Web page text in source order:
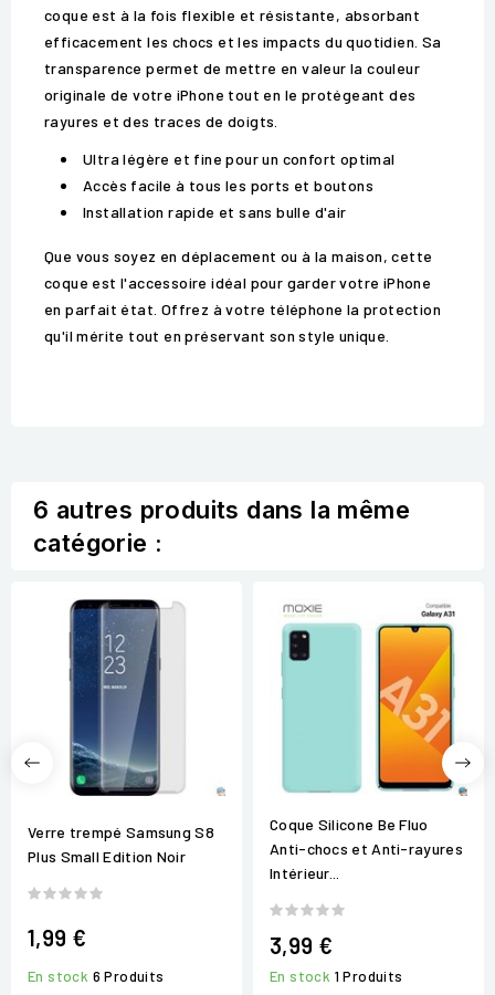
coque est à la fois flexible et résistante, absorbant
efficacement les chocs et les impacts du quotidien. Sa
transparence permet de mettre en valeur la couleur
originale de votre iPhone tout en le protégeant des
rayures et des traces de doigts.
Ultra légère et fine pour un confort optimal
Accès facile à tous les ports et boutons
Installation rapide et sans bulle d'air
Que vous soyez en déplacement ou à la maison, cette
coque est l'accessoire idéal pour garder votre iPhone
en parfait état. Offrez à votre téléphone la protection
qu'il mérite tout en préservant son style unique.
6 autres produits dans la même
catégorie :
Verre trempé Samsung S8
Plus Small Edition Noir
1,99 €
En stock 6 Produits
Coque Silicone Be Fluo
Anti-chocs et Anti-rayures
Intérieur...
3,99 €
En stock 1 Produits